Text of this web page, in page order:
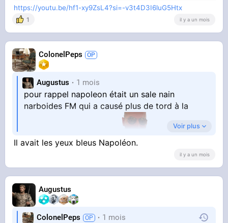
https://youtu.be/hf1-xy9ZsL4?si=-v3t4D3I6luG5Htx
1 il y a un mois
ColonelPeps
Augustus 1 mois
pour rappel napoleon était un sale nain
narboides FM qui a causé plus de tord à la
Voir plus
Il avait les yeux bleus Napoléon.
il y a un mois
Augustus
ColonelPeps 1 mois